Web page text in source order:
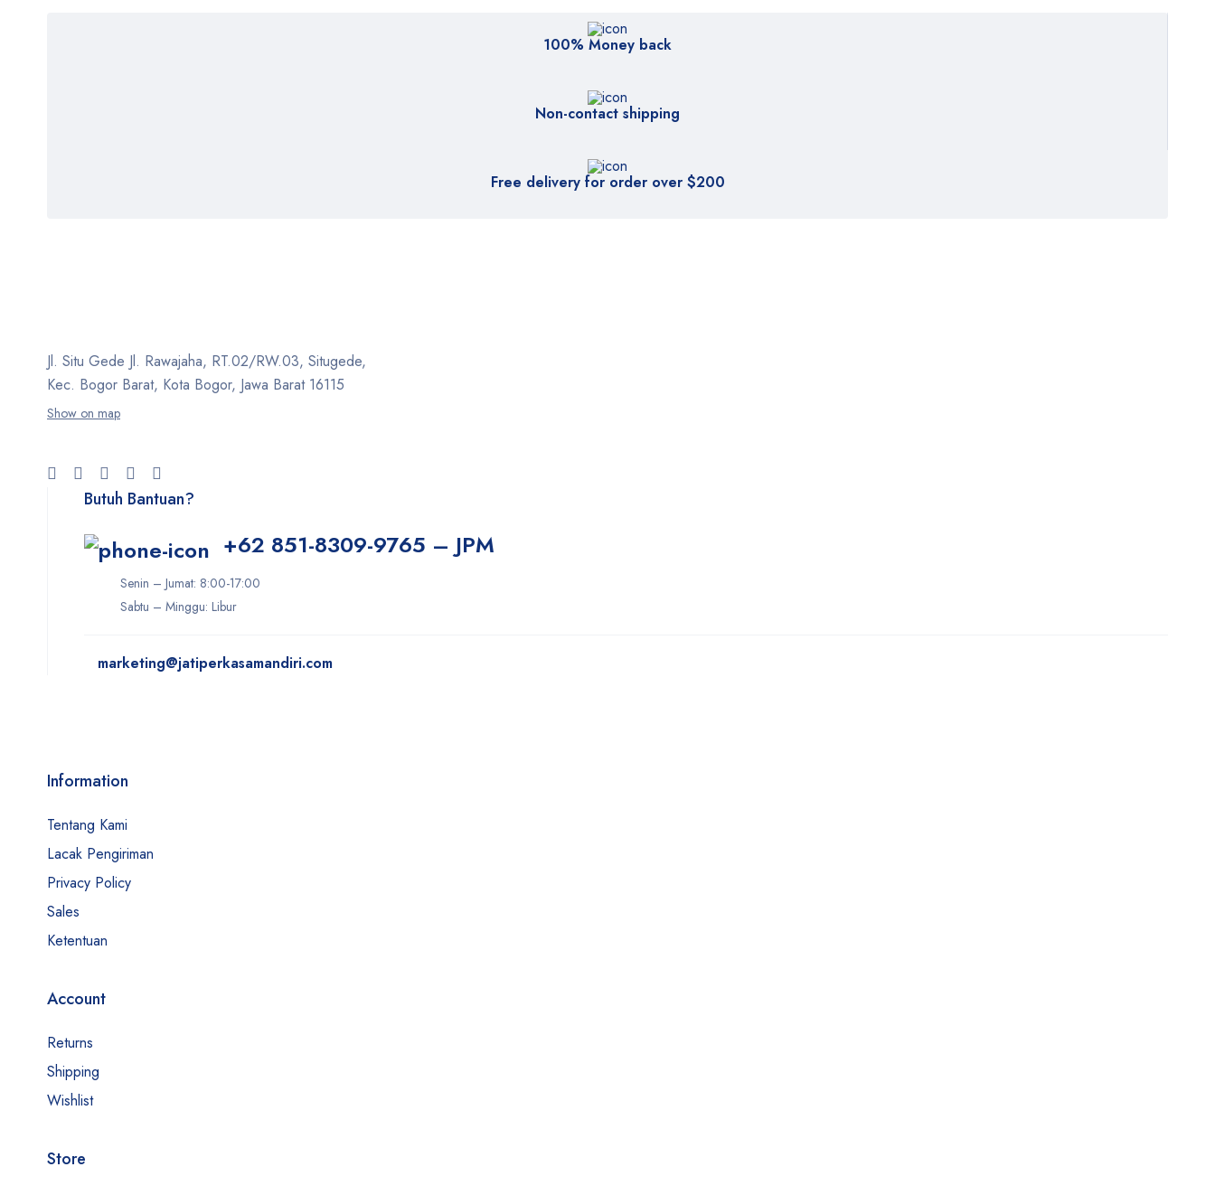
100% Money back
Non-contact shipping
Free delivery for order over $200
Jl. Situ Gede Jl. Rawajaha, RT.02/RW.03, Situgede,
Kec. Bogor Barat, Kota Bogor, Jawa Barat 16115
Show on map
Butuh Bantuan?
+62 851-8309-9765 – JPM
Senin – Jumat: 8:00-17:00
Sabtu – Minggu: Libur
marketing@jatiperkasamandiri.com
Information
Tentang Kami
Lacak Pengiriman
Privacy Policy
Sales
Ketentuan
Account
Returns
Shipping
Wishlist
Store